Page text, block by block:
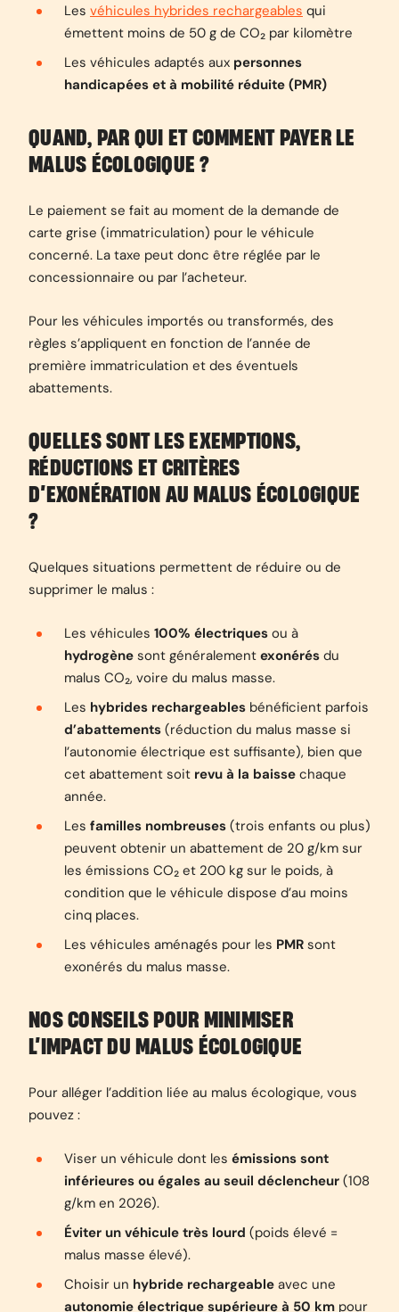
Les véhicules hybrides rechargeables qui
émettent moins de 50 g de CO₂ par kilomètre
Les véhicules adaptés aux personnes
handicapées et à mobilité réduite (PMR)
QUAND, PAR QUI ET COMMENT PAYER LE
MALUS ÉCOLOGIQUE ?
Le paiement se fait au moment de la demande de
carte grise (immatriculation) pour le véhicule
concerné. La taxe peut donc être réglée par le
concessionnaire ou par l’acheteur.
Pour les véhicules importés ou transformés, des
règles s’appliquent en fonction de l’année de
première immatriculation et des éventuels
abattements.
QUELLES SONT LES EXEMPTIONS,
RÉDUCTIONS ET CRITÈRES
D’EXONÉRATION AU MALUS ÉCOLOGIQUE
?
Quelques situations permettent de réduire ou de
supprimer le malus :
Les véhicules 100% électriques ou à
hydrogène sont généralement exonérés du
malus CO₂, voire du malus masse.
Les hybrides rechargeables bénéficient parfois
d’abattements (réduction du malus masse si
l’autonomie électrique est suffisante), bien que
cet abattement soit revu à la baisse chaque
année.
Les familles nombreuses (trois enfants ou plus)
peuvent obtenir un abattement de 20 g/km sur
les émissions CO₂ et 200 kg sur le poids, à
condition que le véhicule dispose d’au moins
cinq places.
Les véhicules aménagés pour les PMR sont
exonérés du malus masse.
NOS CONSEILS POUR MINIMISER
L’IMPACT DU MALUS ÉCOLOGIQUE
Pour alléger l’addition liée au malus écologique, vous
pouvez :
Viser un véhicule dont les émissions sont
inférieures ou égales au seuil déclencheur (108
g/km en 2026).
Éviter un véhicule très lourd (poids élevé =
malus masse élevé).
Choisir un hybride rechargeable avec une
autonomie électrique supérieure à 50 km pour